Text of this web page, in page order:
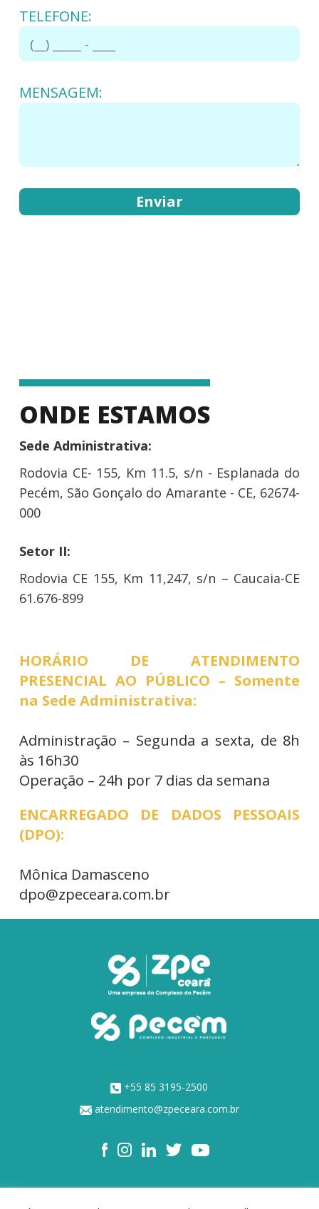
TELEFONE:
MENSAGEM:
ONDE ESTAMOS
Sede Administrativa:
Rodovia CE- 155, Km 11.5, s/n - Esplanada do
Pecém, São Gonçalo do Amarante - CE, 62674-
000
Setor II:
Rodovia CE 155, Km 11,247, s/n – Caucaia-CE
61.676-899
HORÁRIO DE ATENDIMENTO
PRESENCIAL AO PÚBLICO – Somente
na Sede Administrativa:
Administração – Segunda a sexta, de 8h
às 16h30
Operação – 24h por 7 dias da semana
ENCARREGADO DE DADOS PESSOAIS
(DPO):
Mônica Damasceno
dpo@zpeceara.com.br
+55 85 3195-2500
atendimento@zpeceara.com.br
NOSSOS ACIONISTAS